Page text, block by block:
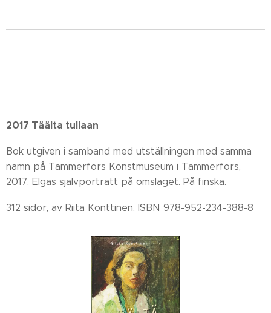
2017 Täälta tullaan
Bok utgiven i samband med utställningen med samma
namn på Tammerfors Konstmuseum i Tammerfors,
2017. Elgas självporträtt på omslaget. På finska.
312 sidor, av Riita Konttinen, ISBN 978-952-234-388-8